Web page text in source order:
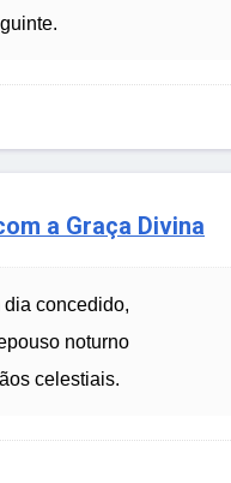
a Graça Divina
concedido,
noturno
celestiais.